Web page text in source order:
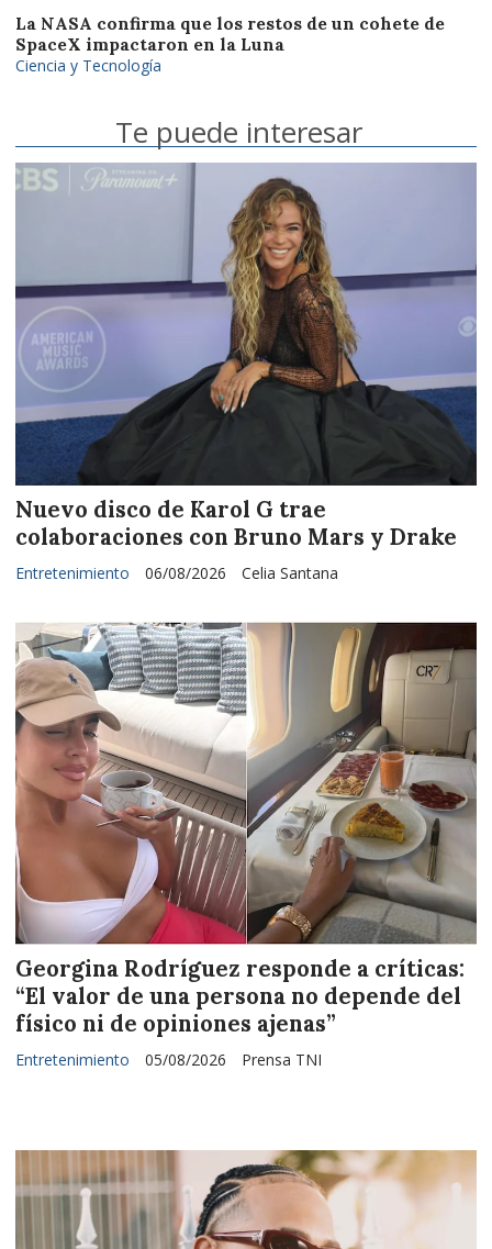
La NASA confirma que los restos de un cohete de
SpaceX impactaron en la Luna
Ciencia y Tecnología
Te puede interesar
Nuevo disco de Karol G trae
colaboraciones con Bruno Mars y Drake
Celia Santana
Entretenimiento 06/08/2026
Georgina Rodríguez responde a críticas:
“El valor de una persona no depende del
físico ni de opiniones ajenas”
Prensa TNI
Entretenimiento 05/08/2026